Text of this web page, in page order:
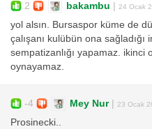
2 bakambu 24 Ocak
yol alsın. Bursaspor küme de
çalışanı kulübün ona sağladığı
sempatizanlığı yapamaz. ikinci
oynayamaz.
-4 Mey Nur| 23 Ocak
Prosinecki..